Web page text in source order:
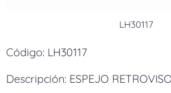
LH30117
Código: LH30117
Descripción: ESPEJO